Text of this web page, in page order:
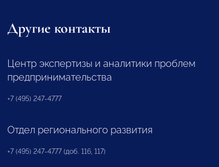
Другие контакты
Центр экспертизы и аналитики проблем
предпринимательства
+7 (495) 247-4777
Отдел регионального развития
+7 (495) 247-4777 (доб. 116, 117)